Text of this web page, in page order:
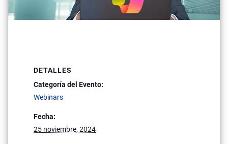
DETALLES
Categoría del Evento:
Webinars
Fecha:
25 noviembre, 2024